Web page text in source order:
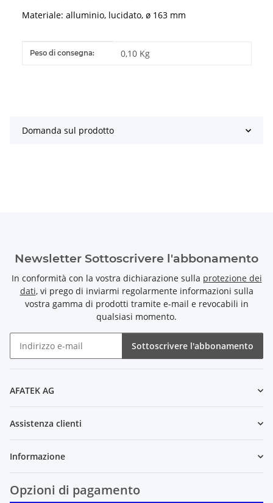
Materiale: alluminio, lucidato, ø 163 mm
#productDetails.itemInformation#
#productDetails.itemValue#
Peso di consegna: 0,10 Kg
Domanda sul prodotto
Newsletter Sottoscrivere l'abbonamento
In conformità con la vostra dichiarazione sulla protezione dei
dati, vi prego di inviarmi regolarmente informazioni sulla
vostra gamma di prodotti tramite e-mail e revocabili in
qualsiasi momento.
Sottoscrivere l'abbonamento
AFATEK AG
Assistenza clienti
Informazione
Opzioni di pagamento